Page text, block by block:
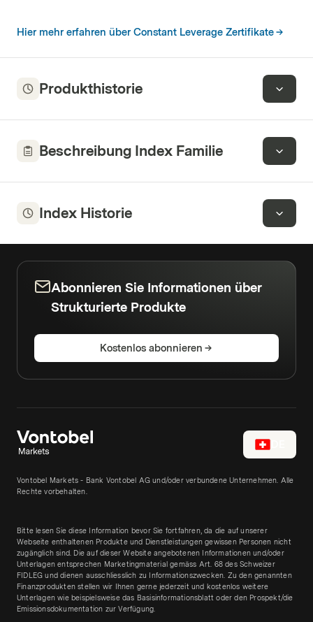
Hier mehr erfahren über Constant Leverage Zertifikate
Produkthistorie
Beschreibung Index Familie
Index Historie
Abonnieren Sie Informationen über
Strukturierte Produkte
Kostenlos abonnieren
Vontobel Markets - Bank Vontobel AG und/oder verbundene Unternehmen. Alle
Rechte vorbehalten.
Bitte lesen Sie diese Information bevor Sie fortfahren, da die auf unserer
Webseite enthaltenen Produkte und Dienstleistungen gewissen Personen nicht
zugänglich sind. Die auf dieser Website angebotenen Informationen und/oder
Unterlagen entsprechen Marketingmaterial gemäss Art. 68 des Schweizer
FIDLEG und dienen ausschliesslich zu Informationszwecken. Zu den genannten
Finanzprodukten stellen wir Ihnen gerne jederzeit und kostenlos weitere
Unterlagen wie beispielsweise das Basisinformationsblatt oder den Prospekt/die
Emissionsdokumentation zur Verfügung.